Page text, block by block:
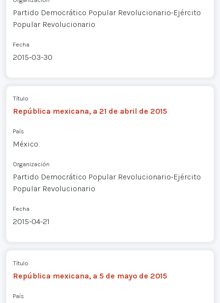
Partido Democrático Popular Revolucionario-Ejército
Popular Revolucionario
Fecha
2015-03-30
Título
República mexicana, a 21 de abril de 2015
País
México
Organización
Partido Democrático Popular Revolucionario-Ejército
Popular Revolucionario
Fecha
2015-04-21
Título
República mexicana, a 5 de mayo de 2015
País